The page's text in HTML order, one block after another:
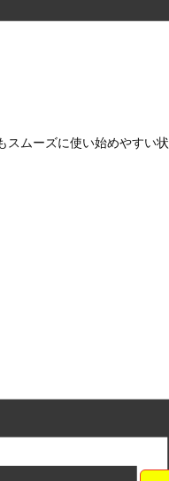
スムーズに使い始めやすい